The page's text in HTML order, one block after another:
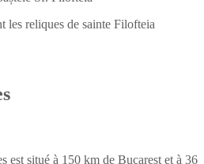
les reliques de sainte Filofteia
est situé à 150 km de Bucarest et à 36